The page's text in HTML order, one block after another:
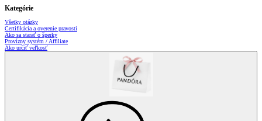
Kategórie
Všetky otázky
Certifikácia a overenie pravosti
Ako sa starať o šperky
Provízny systém / Affiliate
Ako určiť veľkosť